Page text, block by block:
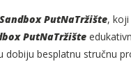
Sandbox PutNaTržište, koji
PutNaTržište
besplatnu stručnu